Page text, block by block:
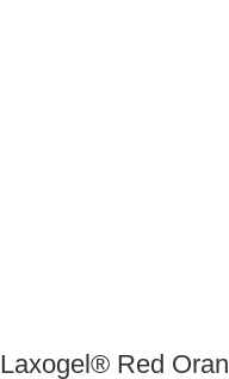
Laxogel® Red